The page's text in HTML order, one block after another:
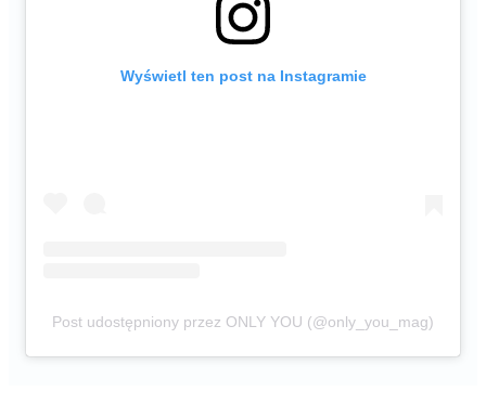
Wyświetl ten post na Instagramie
Post udostępniony przez ONLY YOU (@only_you_mag)